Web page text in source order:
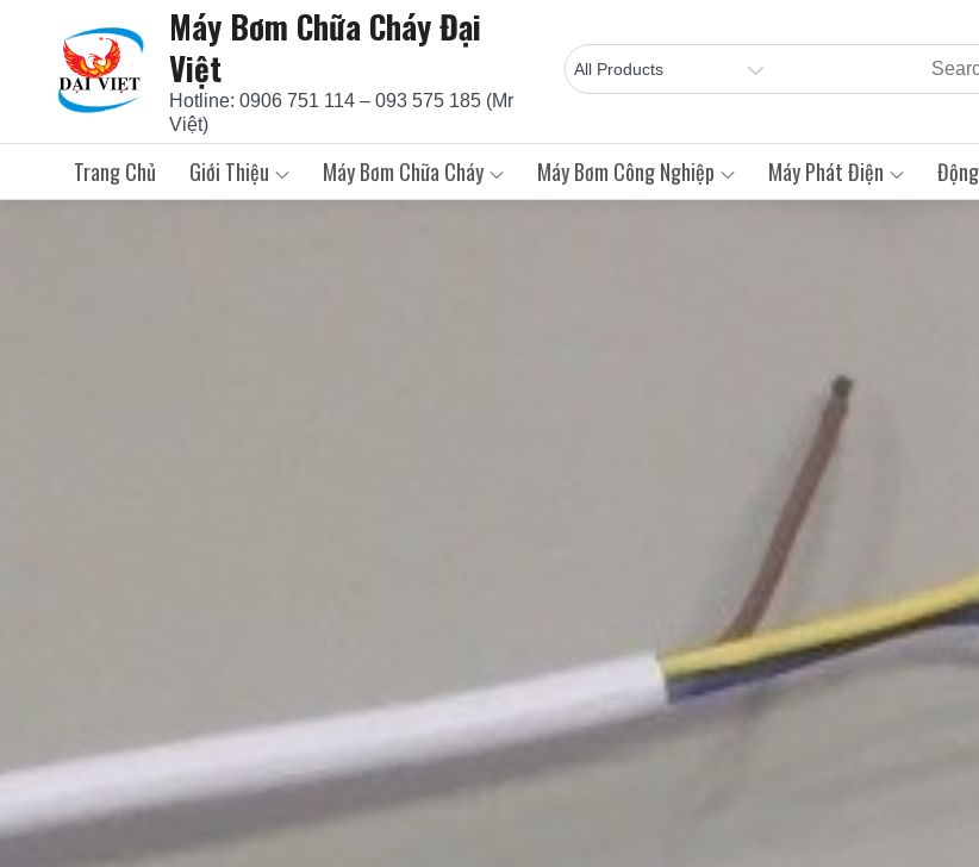
content
Máy Bơm Chữa Cháy Đại
Việt
Hotline: 0906 751 114 – 093 575 185 (Mr
Việt)
Trang Chủ Giới Thiệu Máy Bơm Chữa Cháy Máy Bơm Công Nghiệp Máy Phát Điện